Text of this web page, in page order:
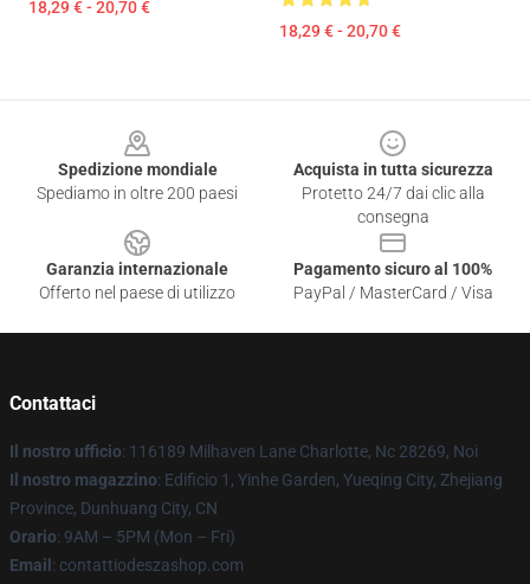
18,29 € - 20,70 €
18,29 € - 20,70 €
Spedizione mondiale
Spediamo in oltre 200 paesi
Acquista in tutta sicurezza
Protetto 24/7 dai clic alla
consegna
Garanzia internazionale
Offerto nel paese di utilizzo
Pagamento sicuro al 100%
PayPal / MasterCard / Visa
Contattaci
Il nostro ufficio: 116189 Milhaven Lane Charlotte, Nc 28269, Noi
Il nostro magazzino: Edificio 1, Yinhe Garden, Yueqing City, Zhejiang
Province, Dunhuang City, CN
Orario: 9AM – 5PM (Mon – Fri)
Email : contattiodeszashop.com